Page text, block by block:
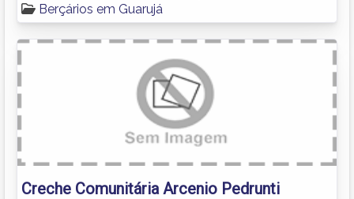
Berçários em Guarujá
Creche Comunitária Arcenio Pedrunti